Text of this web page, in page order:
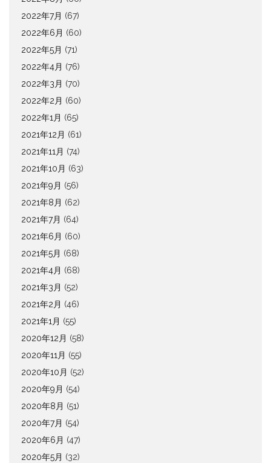
2022年7月 (67)
2022年6月 (60)
2022年5月 (71)
2022年4月 (76)
2022年3月 (70)
2022年2月 (60)
2022年1月 (65)
2021年12月 (61)
2021年11月 (74)
2021年10月 (63)
2021年9月 (56)
2021年8月 (62)
2021年7月 (64)
2021年6月 (60)
2021年5月 (68)
2021年4月 (68)
2021年3月 (52)
2021年2月 (46)
2021年1月 (55)
2020年12月 (58)
2020年11月 (55)
2020年10月 (52)
2020年9月 (54)
2020年8月 (51)
2020年7月 (54)
2020年6月 (47)
2020年5月 (32)